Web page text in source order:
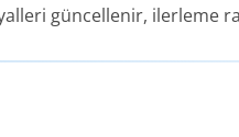
güncellenir, ilerleme